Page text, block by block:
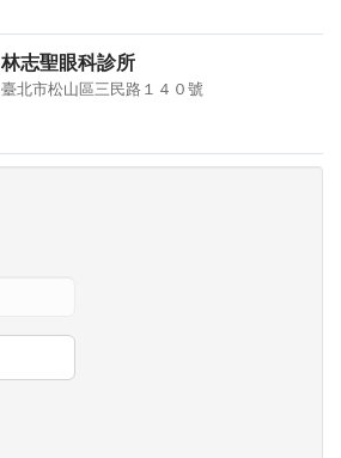
林志聖眼科診所
臺北市松山區三民路１４０號